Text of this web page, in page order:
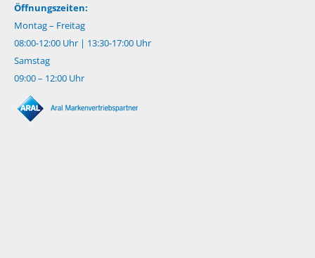
Öffnungszeiten:
Montag – Freitag
08:00-12:00 Uhr | 13:30-17:00 Uhr
Samstag
09:00 – 12:00 Uhr